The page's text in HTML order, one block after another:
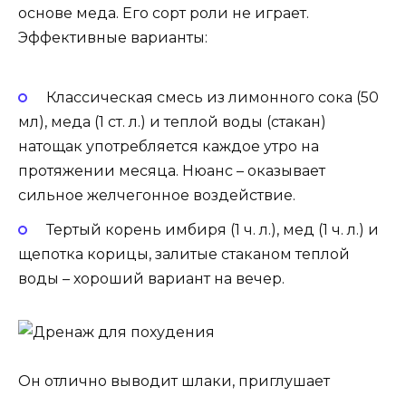
основе меда. Его сорт роли не играет.
Эффективные варианты:
Классическая смесь из лимонного сока (50
мл), меда (1 ст. л.) и теплой воды (стакан)
натощак употребляется каждое утро на
протяжении месяца. Нюанс – оказывает
сильное желчегонное воздействие.
Тертый корень имбиря (1 ч. л.), мед (1 ч. л.) и
щепотка корицы, залитые стаканом теплой
воды – хороший вариант на вечер.
Он отлично выводит шлаки, приглушает